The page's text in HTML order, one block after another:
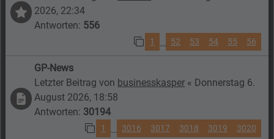
2026, 22:34
Antworten: 556
1 … 52 53 54 55 56
GP-News
Letzter Beitrag von businesskasper « Donnerstag 6.
August 2026, 18:58
Antworten: 30194
1 … 3016 3017 3018 3019 3020